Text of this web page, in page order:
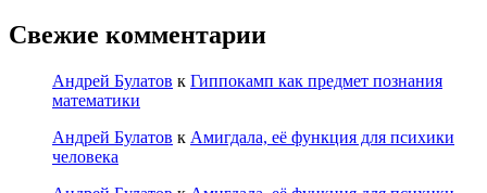
Свежие комментарии
Андрей Булатов к Гиппокамп как предмет познания
математики
Андрей Булатов к Амигдала, её функция для психики
человека